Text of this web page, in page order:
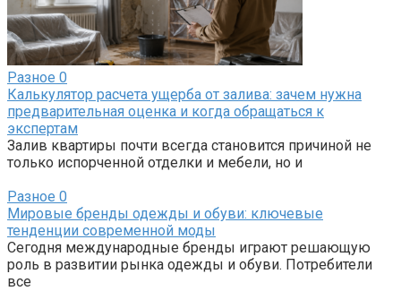
Разное 0
Калькулятор расчета ущерба от залива: зачем нужна
предварительная оценка и когда обращаться к
экспертам
Залив квартиры почти всегда становится причиной не
только испорченной отделки и мебели, но и
Разное 0
Мировые бренды одежды и обуви: ключевые
тенденции современной моды
Сегодня международные бренды играют решающую
роль в развитии рынка одежды и обуви. Потребители
все